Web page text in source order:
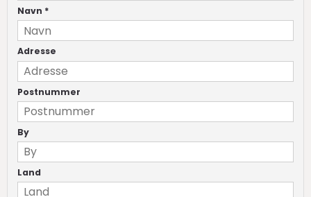
Navn *
Adresse
Postnummer
By
Land